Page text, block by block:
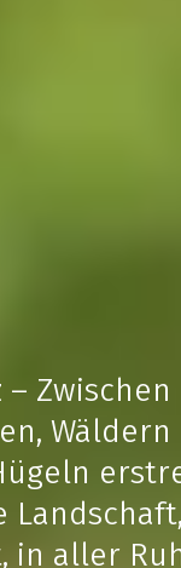
– Zwischen
Wäldern
in aller